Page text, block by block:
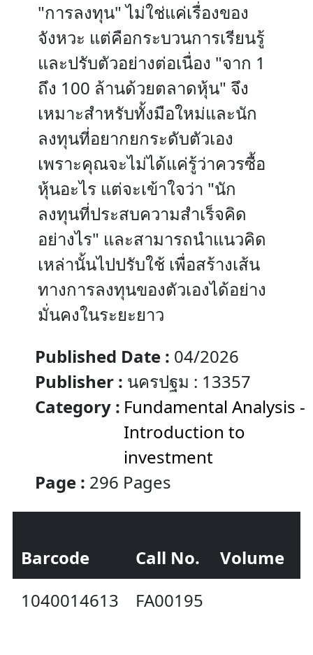
"การลงทุน" ไม่ใช่แค่เรื่องของ
จังหวะ แต่คือกระบวนการเรียนรู้
และปรับตัวอย่างต่อเนื่อง "จาก 1
ถึง 100 ล้านด้วยตลาดหุ้น" จึง
เหมาะสำหรับทั้งมือใหม่และนัก
ลงทุนที่อยากยกระดับตัวเอง
เพราะคุณจะไม่ได้แค่รู้ว่าควรซื้อ
หุ้นอะไร แต่จะเข้าใจว่า "นัก
ลงทุนที่ประสบความสำเร็จคิด
อย่างไร" และสามารถนำแนวคิด
เหล่านั้นไปปรับใช้ เพื่อสร้างเส้น
ทางการลงทุนของตัวเองได้อย่าง
มั่นคงในระยะยาว
Published Date : 04/2026
Publisher :
นครปฐม : 13357
Category : Fundamental Analysis -
Introduction to
investment
Page : 296 Pages
Barcode Call No. Volume
1040014613
FA00195